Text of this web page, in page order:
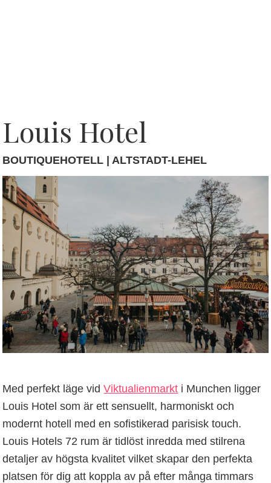
Louis Hotel
BOUTIQUEHOTELL | ALTSTADT-LEHEL
Med perfekt läge vidViktualienmarkt i Munchen ligger
Louis Hotel som är ett sensuellt, harmoniskt och
modernt hotell med en sofistikerad parisisk touch.
Louis Hotels 72 rum är tidlöst inredda med stilrena
detaljer av högsta kvalitet vilket skapar den perfekta
platsen för dig att koppla av på efter många timmars